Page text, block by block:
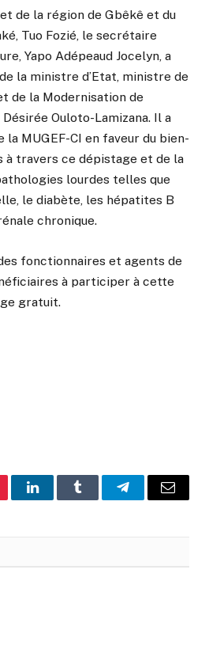
de la région de Gbêkê et du
Tuo Fozié, le secrétaire
Yapo Adépeaud Jocelyn, a
la ministre d’Etat, ministre de
de la Modernisation de
Ouloto-Lamizana. Il a
la MUGEF-CI en faveur du bien-
à travers ce dépistage et de la
lourdes telles que
le diabète, les hépatites B
chronique.
fonctionnaires et agents de
à participer à cette
gratuit.
LinkedInTumblr TelegramEmail